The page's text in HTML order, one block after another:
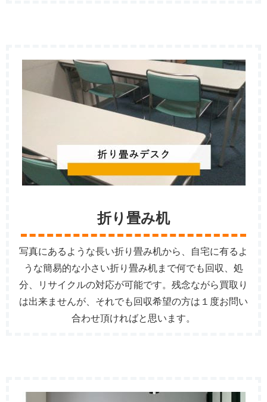
折り畳み机
写真にあるような長い折り畳み机から、自宅に有るよ
うな簡易的な小さい折り畳み机まで何でも回収、処
分、リサイクルの対応が可能です。残念ながら買取り
は出来ませんが、それでも回収希望の方は１度お問い
合わせ頂ければと思います。